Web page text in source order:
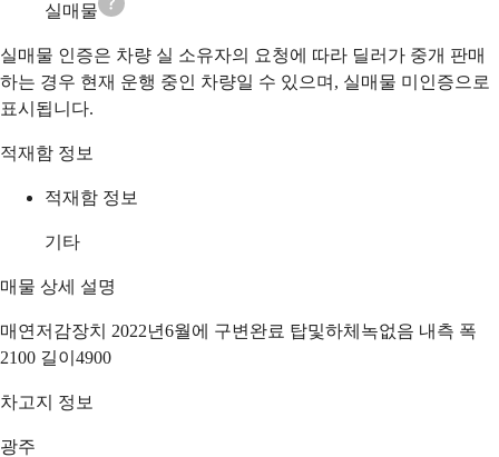
실매물
실매물 인증은 차량 실 소유자의 요청에 따라 딜러가 중개 판매
하는 경우 현재 운행 중인 차량일 수 있으며, 실매물 미인증으로
표시됩니다.
적재함 정보
적재함 정보
기타
매물 상세 설명
매연저감장치 2022년6월에 구변완료 탑및하체녹없음 내측 폭
2100 길이4900
차고지 정보
광주